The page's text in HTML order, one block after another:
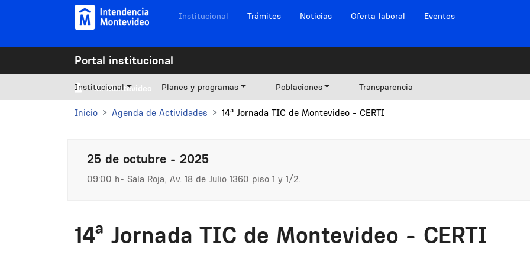
Pasar al contenido principal Navegación sitios
Institucional Trámites Noticias Oferta laboral Eventos
Portal institucional
Mi Montevideo
Institucional Planes y programas Poblaciones Transparencia
Inicio Agenda de Actividades 14ª Jornada TIC de Montevideo - CERTI
25 de octubre - 2025
09:00 h Sala Roja, Av. 18 de Julio 1360 piso 1 y 1/2.
14ª Jornada TIC de Montevideo - CERTI